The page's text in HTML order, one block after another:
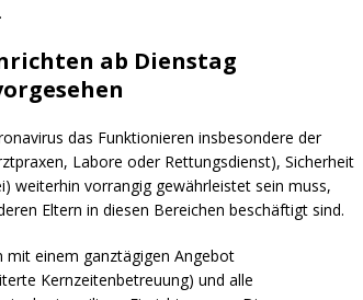
ab Dienstag
das Funktionieren insbesondere der
Labore oder Rettungsdienst), Sicherheit
weiterhin vorrangig gewährleistet sein muss,
Eltern in diesen Bereichen beschäftigt sind.
mit einem ganztägigen Angebot
Kernzeitenbetreuung) und alle